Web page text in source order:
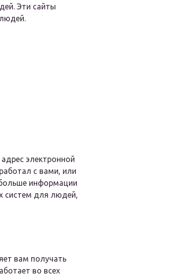
Эти сайты
электронной
с вами, или
информации
систем для людей,
вам получать
во всех